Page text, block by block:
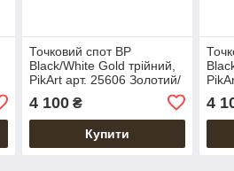
Точковий спот BP
Black/White Gold трійний,
PikArt арт. 25606 Золотий/
4 100₴
Купити
4